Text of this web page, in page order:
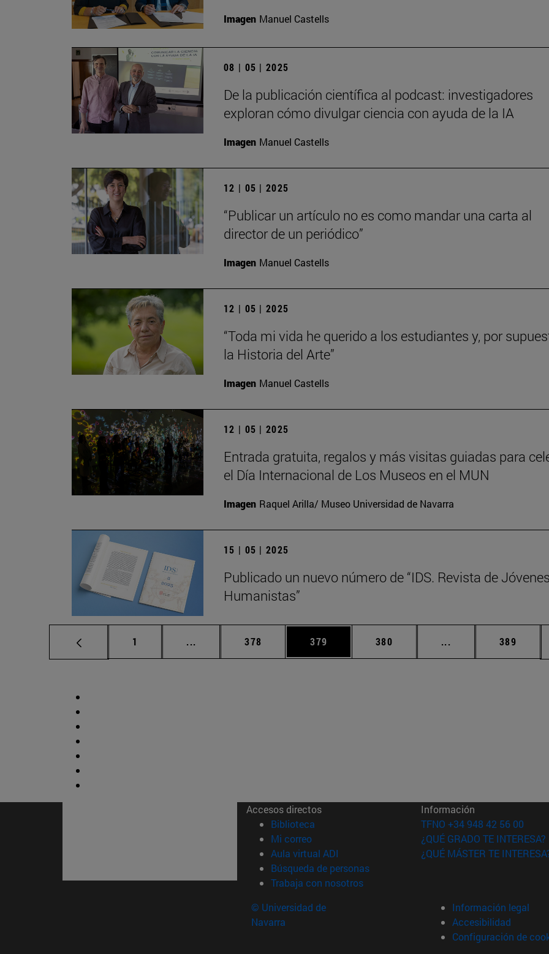
Imagen Manuel Castells
08 | 05 | 2025
De la publicación científica al podcast: investigadores
exploran cómo divulgar ciencia con ayuda de la IA
Imagen Manuel Castells
12 | 05 | 2025
“Publicar un artículo no es como mandar una carta al
director de un periódico”
Imagen Manuel Castells
12 | 05 | 2025
“Toda mi vida he querido a los estudiantes y, por
la Historia del Arte”
Imagen Manuel Castells
12 | 05 | 2025
Entrada gratuita, regalos y más visitas guiadas para
el Día Internacional de Los Museos en el MUN
Imagen Raquel Arilla/ Museo Universidad de Navarra
15 | 05 | 2025
Publicado un nuevo número de “IDS. Revista de Jóvenes
Humanistas”
Página
1 ... Páginas intermedias Use TAB para desplazarse.
Página
378 Página
379 Página
380 ... Páginas intermedias
Página
389
Accesos directos
Biblioteca (abre en nueva ventana)
Mi correo(abre en nueva ventana)
Aula virtual ADI (abre en nueva ventana)
Búsqueda de personas(abre en nueva ventana)
Trabaja con nosotros(abre en nueva ventana)
Información
TFNO +34 948 42 56 00
¿QUÉ GRADO TE INTERESA?
¿QUÉ MÁSTER TE
© Universidad de
Navarra
Información legal
Accesibilidad
Configuración de